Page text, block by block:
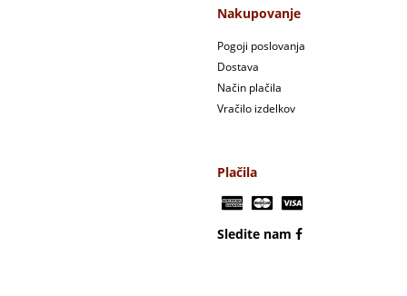
Nakupovanje
Pogoji poslovanja
Dostava
Način plačila
Vračilo izdelkov
Plačila
Sledite nam